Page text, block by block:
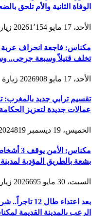
الوفاة الثانية والأم تلحق
الأحد، 17 مايو 2026 1٬154
مكناس: فاجعة انحراف
تخلف قتيلاً وسبعة جرحى..
الأحد، 17 مايو 2026 908 زيارة
عمالات جديدة لتعزيز الحكامة
الخميس، 19 ديسمبر 2024 819
مكناس:
بشعة بالطريق المؤدية
السبت، 30 مايو 2026 695
بعد اعتداء
الرعب بالمدينة القديمة